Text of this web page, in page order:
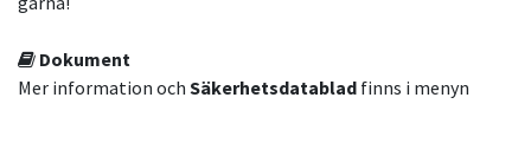
Dokument
Mer information och Säkerhetsdatablad finns i menyn